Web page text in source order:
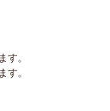
す。
す。